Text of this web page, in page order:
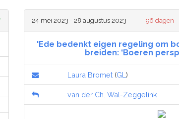
24 mei 2023 - 28 augustus 2023 96 dagen
'Ede bedenkt eigen regeling om
breiden: ‘Boeren
Laura Bromet (GL )
van der Ch. Wal-Zeggelink